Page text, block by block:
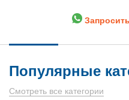
Популярные
Смотреть все категории